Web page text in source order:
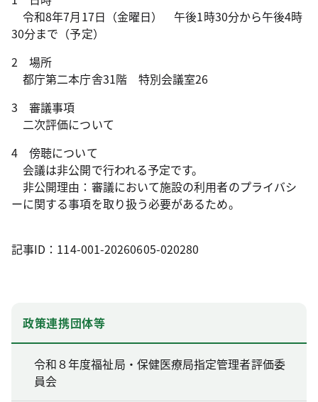
令和8年7月17日（金曜日） 午後1時30分から午後4時
30分まで（予定）
2 場所
都庁第二本庁舎31階 特別会議室26
3 審議事項
二次評価について
4 傍聴について
会議は非公開で行われる予定です。
非公開理由：審議において施設の利用者のプライバシ
ーに関する事項を取り扱う必要があるため。
記事ID：114-001-20260605-020280
政策連携団体等
令和８年度福祉局・保健医療局指定管理者評価委
員会